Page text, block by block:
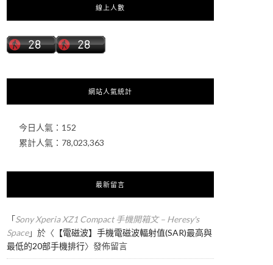
線上人數
網站人氣統計
今日人氣： 152
累計人氣： 78,023,363
最新留言
「Sony Xperia XZ1 Compact 手機開箱文 – Heresy's
Space」於〈 【電磁波】手機電磁波輻射值(SAR)最高與
最低的20部手機排行〉發佈留言